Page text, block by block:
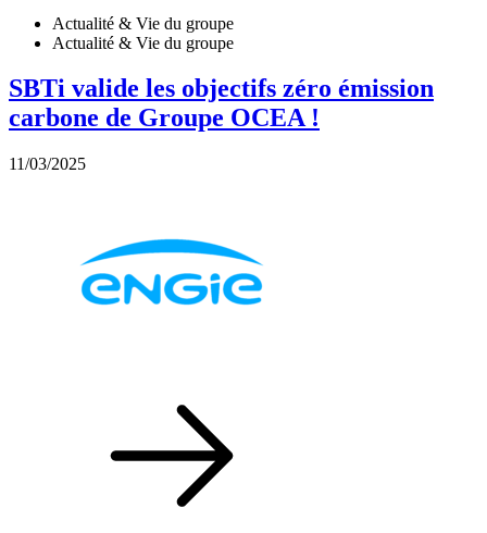
Actualité & Vie du groupe
Actualité & Vie du groupe
SBTi valide les objectifs zéro émission
carbone de Groupe OCEA !
11/03/2025